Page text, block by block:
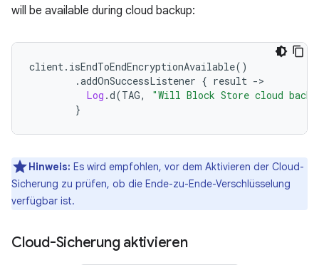
will be available during cloud backup:
client. isEndToEndEncryptionAvailable()
.addOnSuccessListener { result ->
Log .d(TAG,
"Will Block Store cloud
}
Hinweis: Es wird empfohlen, vor dem Aktivieren der Cloud-
Sicherung zu prüfen, ob die Ende-zu-Ende-Verschlüsselung
verfügbar ist.
Cloud-Sicherung aktivieren